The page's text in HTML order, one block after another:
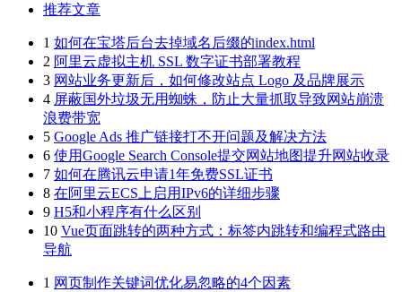
推荐文章
1 如何在宝塔后台去掉域名后缀的index.html
2 阿里云虚拟主机 SSL 数字证书部署教程
3 网站业务更新后，如何修改站点 Logo 及品牌展示
4 屏蔽国外垃圾无用蜘蛛，防止大量抓取导致网站崩溃
浪费带宽
5 Google Ads 推广链接打不开问题及解决方法
6 使用Google Search Console提交网站地图提升网站收录
7 如何在腾讯云申请1年免费SSL证书
8 在阿里云ECS上启用IPv6的详细步骤
9 H5和小程序有什么区别
10 Vue页面跳转的两种方式：标签内跳转和编程式路由
导航
1 网页制作关键词优化易忽略的4个因素